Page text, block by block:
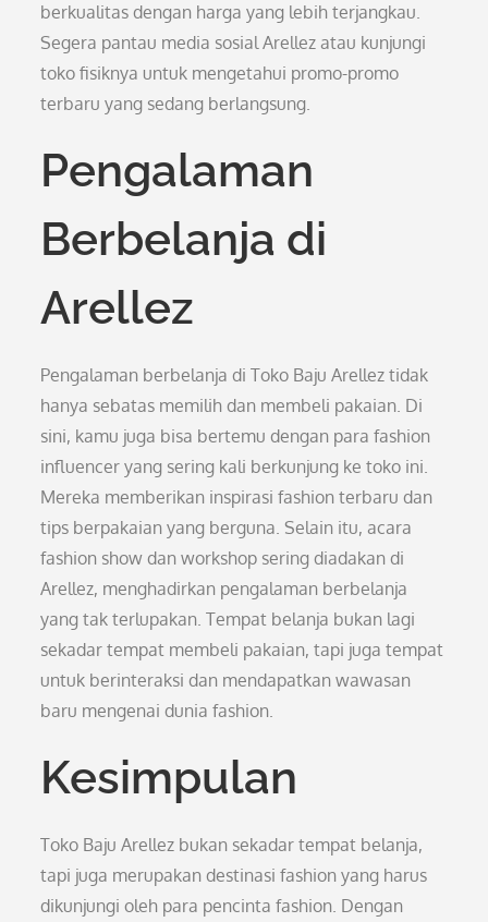
berkualitas dengan harga yang lebih terjangkau.
Segera pantau media sosial Arellez atau kunjungi
toko fisiknya untuk mengetahui promo-promo
terbaru yang sedang berlangsung.
Pengalaman
Berbelanja di
Arellez
Pengalaman berbelanja di Toko Baju Arellez tidak
hanya sebatas memilih dan membeli pakaian. Di
sini, kamu juga bisa bertemu dengan para fashion
influencer yang sering kali berkunjung ke toko ini.
Mereka memberikan inspirasi fashion terbaru dan
tips berpakaian yang berguna. Selain itu, acara
fashion show dan workshop sering diadakan di
Arellez, menghadirkan pengalaman berbelanja
yang tak terlupakan. Tempat belanja bukan lagi
sekadar tempat membeli pakaian, tapi juga tempat
untuk berinteraksi dan mendapatkan wawasan
baru mengenai dunia fashion.
Kesimpulan
Toko Baju Arellez bukan sekadar tempat belanja,
tapi juga merupakan destinasi fashion yang harus
dikunjungi oleh para pencinta fashion. Dengan